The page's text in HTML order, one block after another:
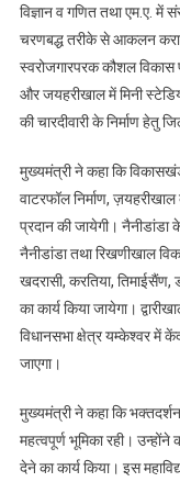
विज्ञान व गणित तथा एम.ए.
चरणबद्ध तरीके से आकलन
स्वरोजगारपरक कौशल विकास
और जयहरीखाल में मिनी
की चारदीवारी के निर्माण हेतु
मुख्यमंत्री ने कहा कि
वाटरफॉल निर्माण,
प्रदान की जायेगी।
नैनीडांडा तथा रिखणीखाल
खदरासी, करतिया, तिमाईसैंण,
का कार्य किया जायेगा।
विधानसभा क्षेत्र यम्केश्वर में
जाएगा।
मुख्यमंत्री ने कहा कि
महत्वपूर्ण भूमिका रही।
देने का कार्य किया। इस